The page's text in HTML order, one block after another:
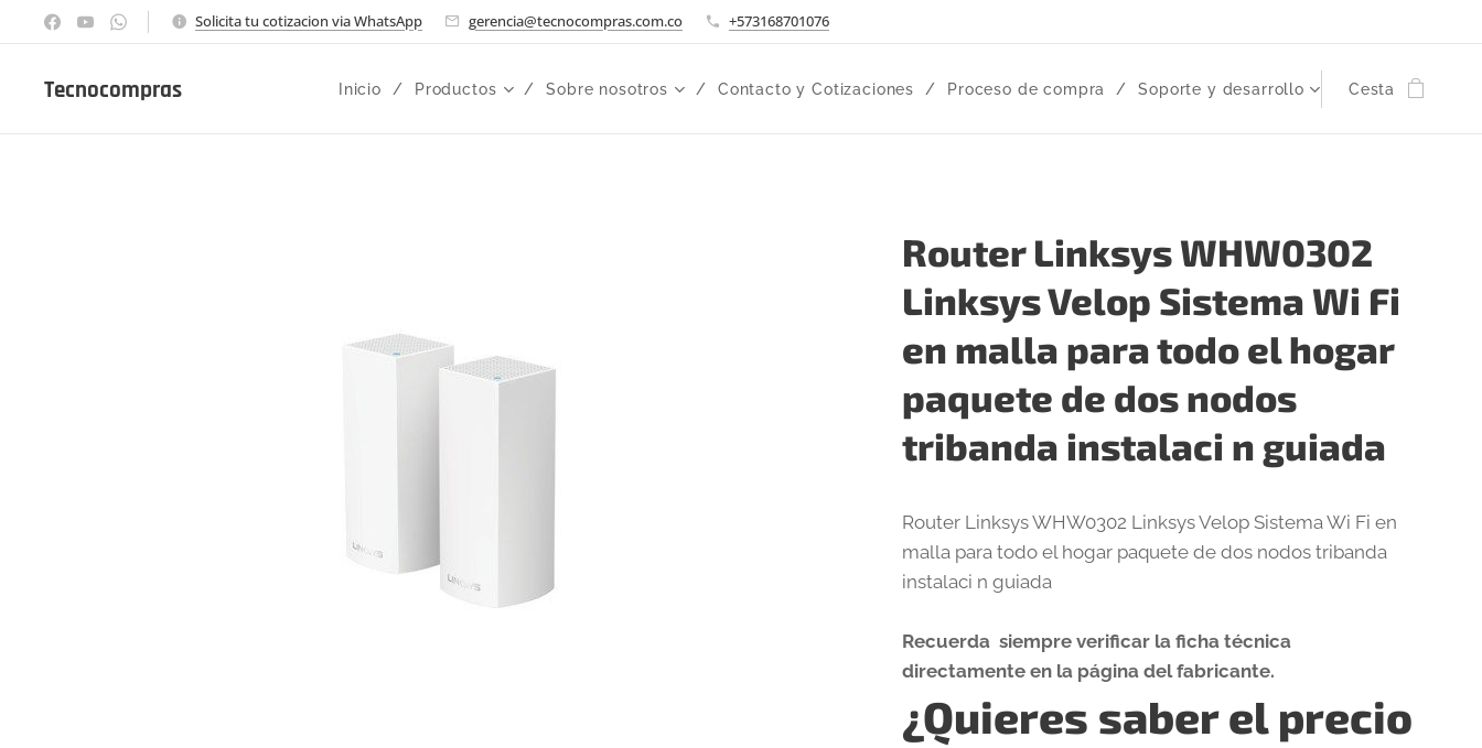
Solicita tu cotizacion via WhatsApp gerencia@tecnocompras.com.co +573168701076
Tecnocompras Inicio Productos Sobre nosotros Contacto y Cotizaciones Proceso de compra Soporte y desarrollo Cesta
Router Linksys WHW0302
Linksys Velop Sistema Wi Fi
en malla para todo el hogar
paquete de dos nodos
tribanda instalaci n guiada
Router Linksys WHW0302 Linksys Velop Sistema Wi Fi en
malla para todo el hogar paquete de dos nodos tribanda
instalaci n guiada
Recuerda siempre verificar la ficha técnica
directamente en la página del fabricante.
¿Quieres saber el precio